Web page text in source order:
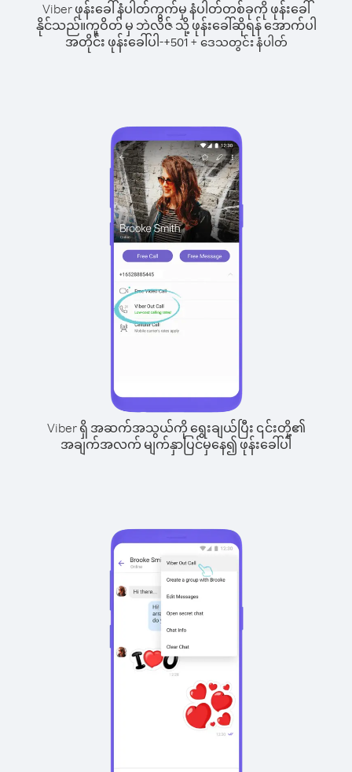
Viber ဖုန်းခေါ်နံပါတ်ကွက်မှ နံပါတ်တစ်ခုကို ဖုန်းခေါ်
နိုင်သည်။ကူဝိတ် မှ ဘဲလိဇ် သို့ ဖုန်းခေါ်ဆိုရန် အောက်ပါ
အတိုင်း ဖုန်းခေါ်ပါ-+501+ဒေသတွင်း နံပါတ်
Viber ရှိ အဆက်အသွယ်ကို ရွေးချယ်ပြီး ၎င်းတို့၏
အချက်အလက် မျက်နှာပြင်မှနေ၍ ဖုန်းခေါ်ပါ